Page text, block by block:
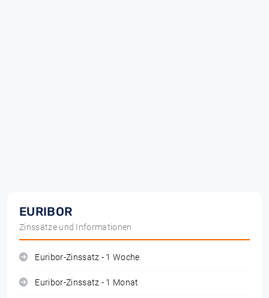
EURIBOR
Zinssätze und Informationen
Euribor-Zinssatz - 1 Woche
Euribor-Zinssatz - 1 Monat